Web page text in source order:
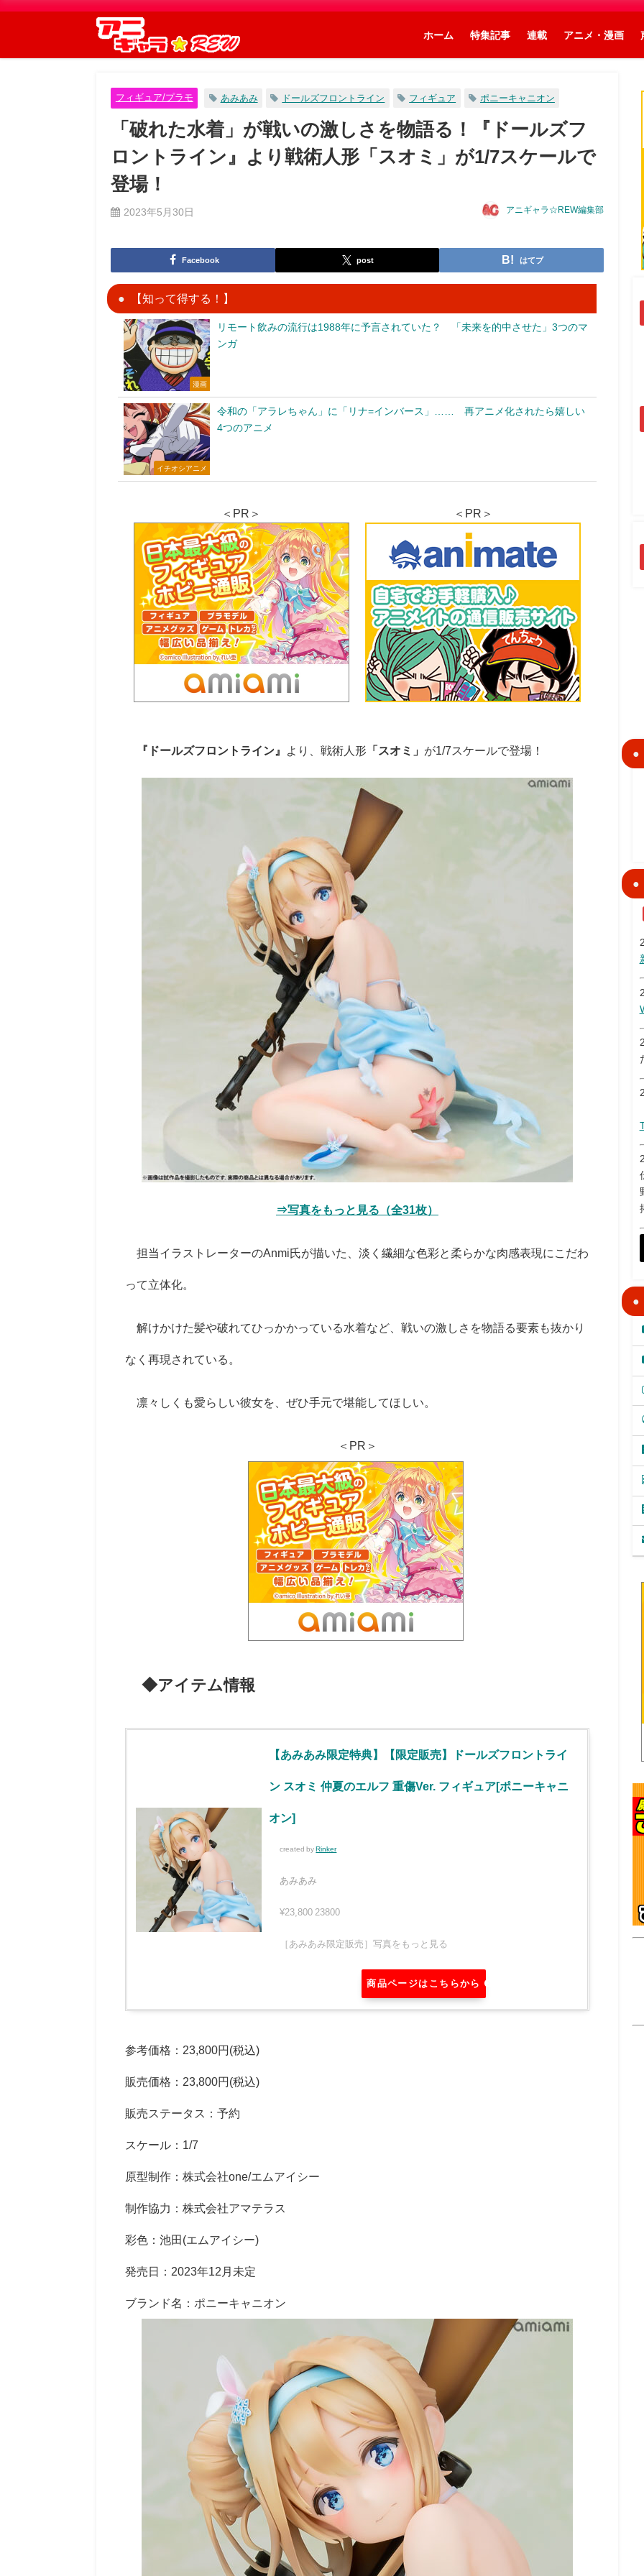
ホーム 特集記事 連載 アニメ・漫画
フィギュア/プラモ あみあみ ドールズフロントライン フィギュア ポニーキャニオン
「破れた水着」が戦いの激しさを物語る！『ドールズフ
ロントライン』より戦術人形「スオミ」が1/7スケールで
登場！
2023年5月30日 アニギャラ☆REW編集部
Facebook post はてブ
【知って得する！】
漫画
リモート飲みの流行は1988年に予言されていた？ 「未来を的中させた」3つのマ
ンガ
イチオシアニメ
令和の「アラレちゃん」に「リナ=インバース」…… 再アニメ化されたら嬉しい
4つのアニメ
＜PR＞ ＜PR＞
『ドールズフロントライン』 より、戦術人形 「スオミ」 が1/7スケールで登場！
⇒写真をもっと見る（全31枚）
担当イラストレーターのAnmi氏が描いた、淡く繊細な色彩と柔らかな肉感表現にこだわ
って立体化。
解けかけた髪や破れてひっかかっている水着など、戦いの激しさを物語る要素も抜かり
なく再現されている。
凛々しくも愛らしい彼女を、ぜひ手元で堪能してほしい。
＜PR＞
◆アイテム情報
【あみあみ限定特典】【限定販売】ドールズフロントライ
ン スオミ 仲夏のエルフ 重傷Ver. フィギュア[ポニーキャニ
オン]
created by Rinker
あみあみ
¥23,800 23800
［あみあみ限定販売］写真をもっと見る
商品ページはこちらから
参考価格：23,800円(税込)
販売価格：23,800円(税込)
販売ステータス：予約
スケール：1/7
原型制作：株式会社one/エムアイシー
制作協力：株式会社アマテラス
彩色：池田(エムアイシー)
発売日：2023年12月未定
ブランド名：ポニーキャニオン